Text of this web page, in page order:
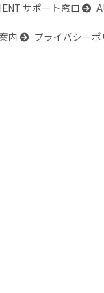
サポート窓口
内
プライバシーポ